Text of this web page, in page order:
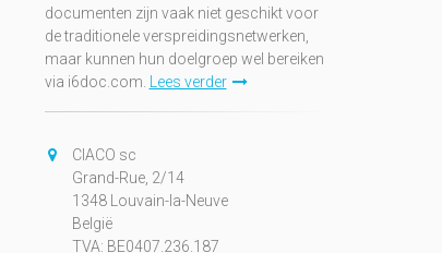
documenten zijn vaak niet geschikt voor
de traditionele verspreidingsnetwerken,
maar kunnen hun doelgroep wel bereiken
via i6doc.com.
Lees verder
CIACO sc
Grand-Rue, 2/14
1348 Louvain-la-Neuve
België
TVA: BE0407.236.187